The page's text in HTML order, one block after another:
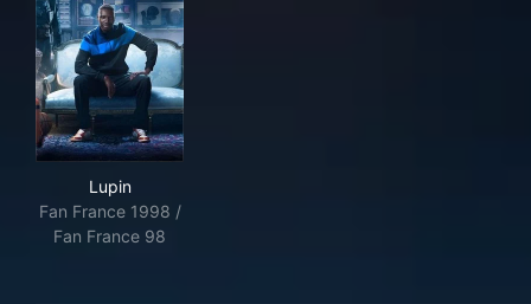
Lupin
Fan France 1998 /
Fan France 98